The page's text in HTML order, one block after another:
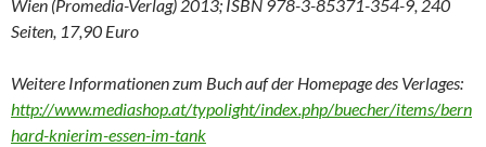
Wien (Promedia-Verlag) 2013; ISBN 978-3-85371-354-9, 240
Seiten, 17,90 Euro
Weitere Informationen zum Buch auf der Homepage des Verlages:
http://www.mediashop.at/typolight/index.php/buecher/items/bern
hard-knierim-essen-im-tank